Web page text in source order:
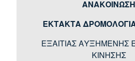
ΑΝΑΚΟΙΝΩΣΗ
ΕΚΤΑΚΤΑ ΔΡΟΜΟΛΟΓΙΑ
ΕΞΑΙΤΙΑΣ ΑΥΞΗΜΕΝΗΣ
ΚΙΝΗΣΗΣ